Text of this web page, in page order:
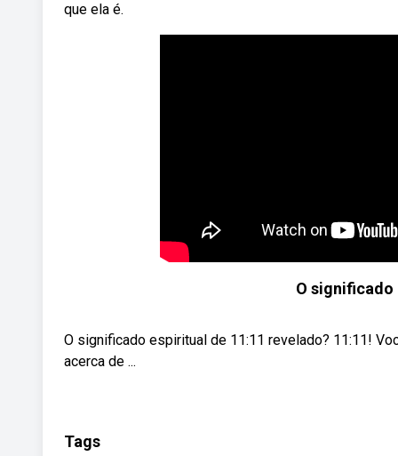
que ela é.
O significado
O significado espiritual de 11:11 revelado? 11:11!
acerca de ...
Tags